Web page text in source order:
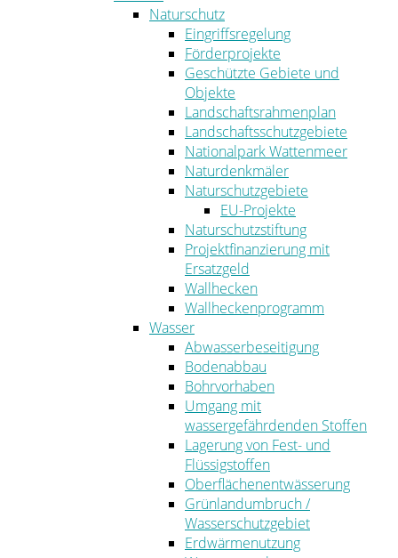
Naturschutz
Eingriffsregelung
Förderprojekte
Geschützte Gebiete und
Objekte
Landschaftsrahmenplan
Landschaftsschutzgebiete
Nationalpark Wattenmeer
Naturdenkmäler
Naturschutzgebiete
EU-Projekte
Naturschutzstiftung
Projektfinanzierung mit
Ersatzgeld
Wallhecken
Wallheckenprogramm
Wasser
Abwasserbeseitigung
Bodenabbau
Bohrvorhaben
Umgang mit
wassergefährdenden Stoffen
Lagerung von Fest- und
Flüssigstoffen
Oberflächenentwässerung
Grünlandumbruch /
Wasserschutzgebiet
Erdwärmenutzung